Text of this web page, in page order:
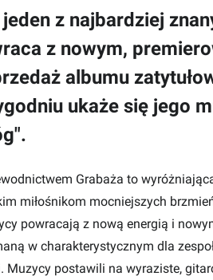
z najbardziej
z nowym,
albumu
ukaże się jego
Grabaża to
miłośnikom mocniejszych
powracają z nową energią i
w charakterystycznym dla
Muzycy postawili na wyraziste,